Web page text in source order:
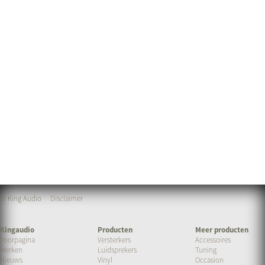
© King AudioDisclaimer
Kingaudio
Voorpagina
Merken
Nieuws
Producten
Versterkers
Luidsprekers
Vinyl
Meer producten
Accessoires
Tuning
Occasion